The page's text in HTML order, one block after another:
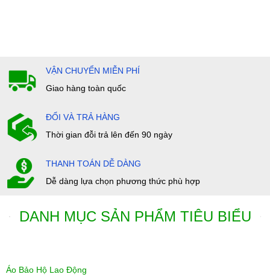
VẬN CHUYỂN MIỄN PHÍ
Giao hàng toàn quốc
ĐỔI VÀ TRẢ HÀNG
Thời gian đỗi trả lên đến 90 ngày
THANH TOÁN DỄ DÀNG
Dễ dàng lựa chọn phương thức phù hợp
DANH MỤC SẢN PHẨM TIÊU BIỂU
Áo Bảo Hộ Lao Động